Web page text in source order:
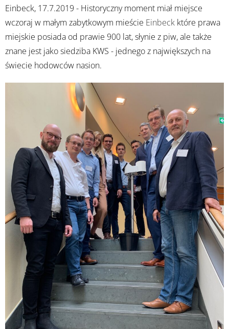
Einbeck, 17.7.2019 - Historyczny moment miał miejsce
wczoraj w małym zabytkowym mieście Einbeck które prawa
miejskie posiada od prawie 900 lat, słynie z piw, ale także
znane jest jako siedziba KWS - jednego z największych na
świecie hodowców nasion.